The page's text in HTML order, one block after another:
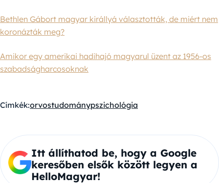
Bethlen Gábort magyar királlyá választották, de miért nem
koronázták meg?
Amikor egy amerikai hadihajó magyarul üzent az 1956-os
szabadságharcosoknak
Címkék:orvostudománypszichológia
Itt állíthatod be, hogy a Google
keresőben elsők között legyen a
HelloMagyar!